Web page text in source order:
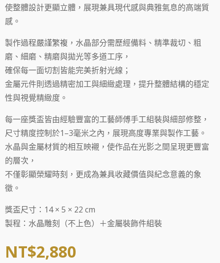
使整體設計更顯立體，展現兼具現代感與典雅氣息的高端質
感。
製作過程嚴謹繁複，水晶部分需歷經備料、精準裁切、粗
磨、細磨、精磨與拋光等多道工序，
確保每一面切割皆能完美折射光線；
金屬元件則透過精密加工與細緻處理，提升整體結構的穩定
性與視覺精緻度。
每一座獎盃皆由經驗豐富的工藝師傅手工組裝與細部修整，
尺寸精度控制於1–3毫米之內，展現高度專業與製作工藝。
水晶與金屬材質的相互映襯，使作品在光影之間呈現更豐富
的層次，
不僅彰顯榮耀時刻，更成為兼具收藏價值與紀念意義的象
徵。
獎盃尺寸：14 × 5 × 22 cm
製程：水晶雕刻（不上色）＋金屬裝飾件組裝
NT$2,880